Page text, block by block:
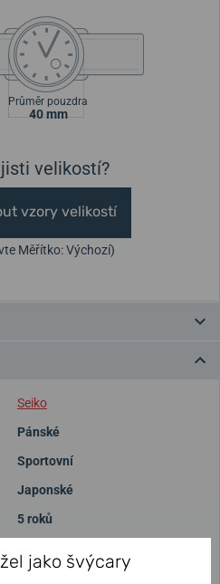
Průměr pouzdra
40 mm
velikostí?
vzory velikostí
Měřítko: Výchozí)
Seiko
Pánské
Sportovní
Japonské
5 roků
jako švýcary